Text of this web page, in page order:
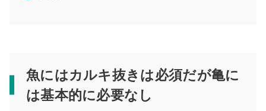
魚にはカルキ抜きは必須だが亀に
は基本的に必要なし